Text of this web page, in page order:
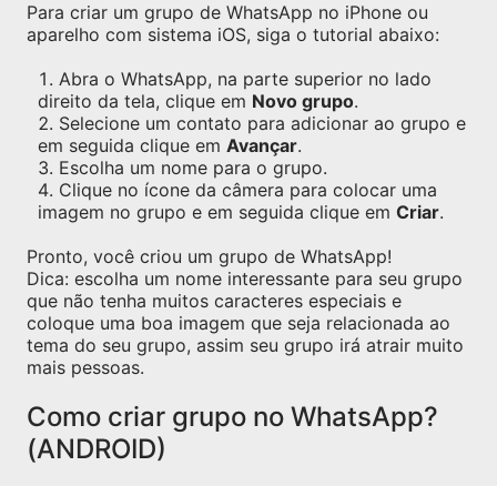
Para criar um grupo de WhatsApp no iPhone ou
aparelho com sistema iOS, siga o tutorial abaixo:
Abra o WhatsApp, na parte superior no lado
direito da tela, clique em Novo grupo.
Selecione um contato para adicionar ao grupo e
em seguida clique em Avançar.
Escolha um nome para o grupo.
Clique no ícone da câmera para colocar uma
imagem no grupo e em seguida clique em Criar.
Pronto, você criou um grupo de WhatsApp!
Dica: escolha um nome interessante para seu grupo
que não tenha muitos caracteres especiais e
coloque uma boa imagem que seja relacionada ao
tema do seu grupo, assim seu grupo irá atrair muito
mais pessoas.
Como criar grupo no WhatsApp?
(ANDROID)